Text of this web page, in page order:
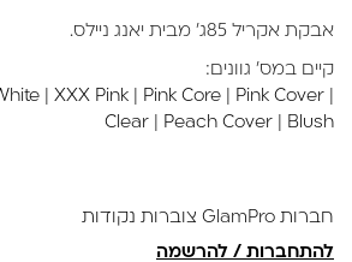
אבקת אקריל 85ג' מבית יאנג ניילס.
קיים במס' גוונים:
XXX Pink Pink Core Pink Cover
Clear
Peach Cover Blush
חברות GlamPro צוברות נקודות
להתחברות / להרשמה